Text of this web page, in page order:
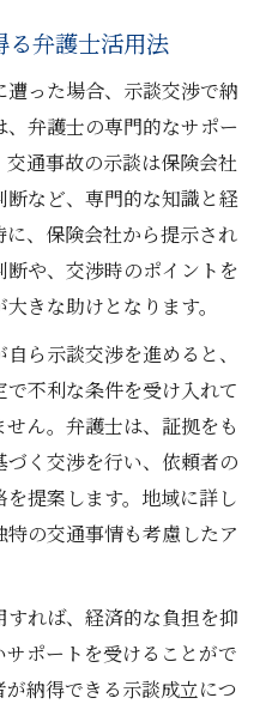
る弁護士活用法
った場合、示談交渉で納
弁護士の専門的なサポー
交通事故の示談は保険会社
など、専門的な知識と経
、保険会社から提示され
や、交渉時のポイントを
きな助けとなります。
ら示談交渉を進めると、
不利な条件を受け入れて
ん。弁護士は、証拠をも
く交渉を行い、依頼者の
提案します。地域に詳し
の交通事情も考慮したア
れば、経済的な負担を抑
ポートを受けることがで
納得できる示談成立につ